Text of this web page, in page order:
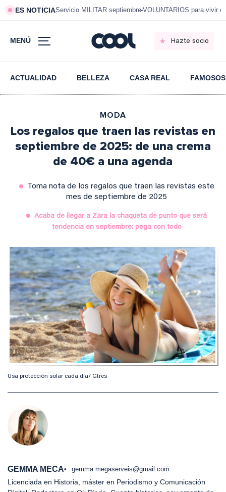
ES NOTICIAServicio MILITAR septiembre VOLUNTARIOS para vivir
MENÚ Hazte socio
ACTUALIDAD BELLEZA CASA REAL FAMOSOS
MODA
Los regalos que traen las revistas en
septiembre de 2025: de una crema
de 40€ a una agenda
Toma nota de los regalos que traen las revistas este
mes de septiembre de 2025
Acaba de llegar a Zara la chaqueta de punto que será
tendencia en septiembre: pega con todo
Usa protección solar cada día/ Gtres
GEMMA MECA gemma.megaserveis@gmail.com
Licenciada en Historia, máster en Periodismo y Comunicación